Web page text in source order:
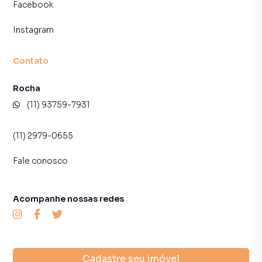
Facebook
Instagram
Contato
Rocha
(11) 93759-7931
(11) 2979-0655
Fale conosco
Cadastre seu imóvel
Acompanhe nossas redes